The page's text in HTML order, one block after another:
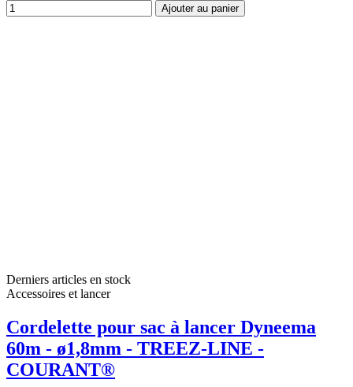
Ajouter au panier
Derniers articles en stock
Accessoires et lancer
Cordelette pour sac à lancer Dyneema
60m - ø1,8mm - TREEZ-LINE -
COURANT®